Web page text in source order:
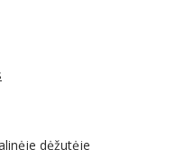
dėžutėje